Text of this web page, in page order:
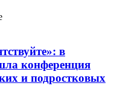
в
конференция
и подростковых